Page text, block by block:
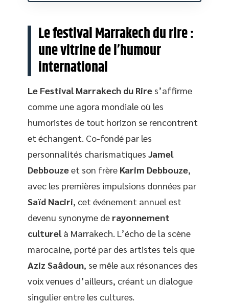
Le festival Marrakech du rire :
une vitrine de l’humour
international
Le Festival Marrakech du Rire s’affirme
comme une agora mondiale où les
humoristes de tout horizon se rencontrent
et échangent. Co-fondé par les
personnalités charismatiques Jamel
Debbouzeet son frère Karim Debbouze,
avec les premières impulsions données par
Saïd Naciri, cet événement annuel est
devenu synonyme de rayonnement
culturelà Marrakech. L’écho de la scène
marocaine, porté par des artistes tels que
Aziz Saâdoun, se mêle aux résonances des
voix venues d’ailleurs, créant un dialogue
singulier entre les cultures.